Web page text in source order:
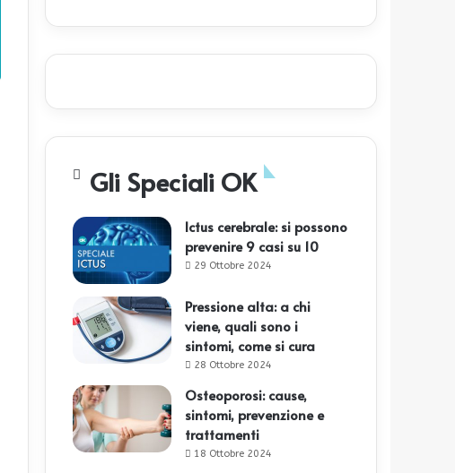
Gli Speciali OK
Ictus cerebrale: si possono
prevenire 9 casi su 10
29 Ottobre 2024
Pressione alta: a chi
viene, quali sono i
sintomi, come si cura
28 Ottobre 2024
Osteoporosi: cause,
sintomi, prevenzione e
trattamenti
18 Ottobre 2024